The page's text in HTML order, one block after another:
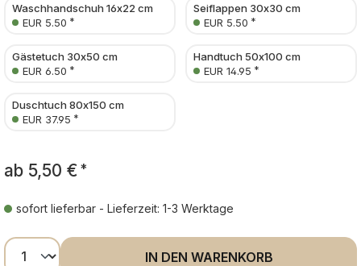
Waschhandschuh 16x22 cm
EUR 5.50 *
Seiflappen 30x30 cm
EUR 5.50 *
Gästetuch 30x50 cm
EUR 6.50 *
Handtuch 50x100 cm
EUR 14.95 *
Duschtuch 80x150 cm
EUR 37.95 *
ab 5,50 € *
sofort lieferbar - Lieferzeit: 1-3 Werktage
Produkt Anzahl: Gib den gewünschten
IN DEN WARENKORB